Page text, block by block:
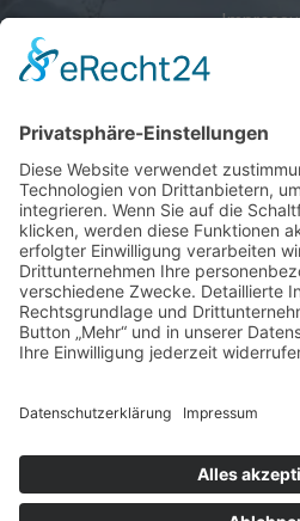
Mo, Di,
9:00 - 13:00
15:00 bis
Mittwoch
Sa: 09:00 -
und nach